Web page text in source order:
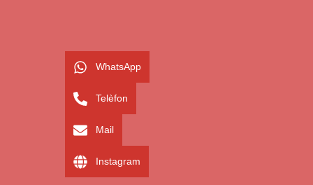
WhatsApp
Telèfon
Mail
Instagram